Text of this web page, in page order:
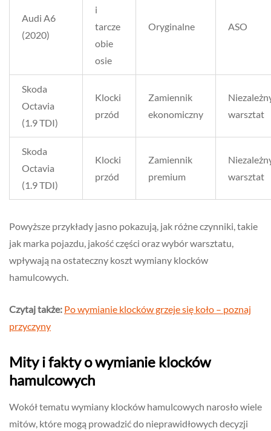
Audi A6
(2020)
i
tarcze
obie
osie
Oryginalne ASO
Skoda
Octavia
(1.9 TDI)
Klocki
przód
Zamiennik
ekonomiczny
warsztat
Skoda
Octavia
(1.9 TDI)
Klocki
przód
Zamiennik
premium
warsztat
Powyższe przykłady jasno pokazują, jak różne czynniki, takie
jak marka pojazdu, jakość części oraz wybór warsztatu,
wpływają na ostateczny koszt wymiany klocków
hamulcowych.
Czytaj także: Po wymianie klocków grzeje się koło – poznaj
przyczyny
Mity i fakty o wymianie klocków
hamulcowych
Wokół tematu wymiany klocków hamulcowych narosło wiele
mitów, które mogą prowadzić do nieprawidłowych decyzji